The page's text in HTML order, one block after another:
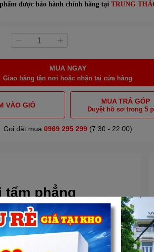
được bảo hành chính hãng tại TRUNG
MUA NGAY
Giao hàng tận nơi hoặc nhận tại cửa hàng
VÀO GIỎ MUA TRẢ GÓP
Duyệt hồ sơ trong 5
Gọi đặt mua 0969 295 299(7:30 - 22:00)
phẳng
cao cấp với những ưu điểm như chịu
nước trung gian. Tấm phẳng với diện
nhanh, hiệu quả ngay cả khi thời tiết âm